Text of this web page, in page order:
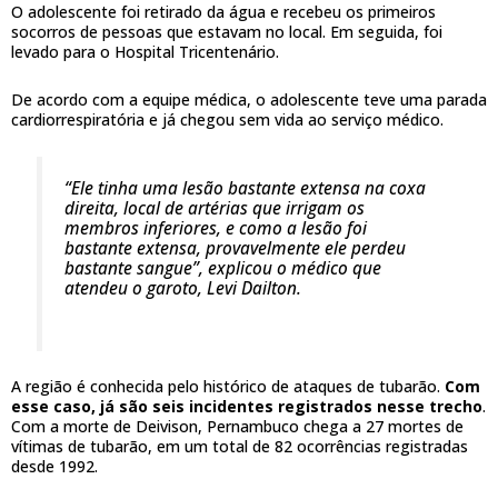
O adolescente foi retirado da água e recebeu os primeiros
socorros de pessoas que estavam no local. Em seguida, foi
levado para o Hospital Tricentenário.
De acordo com a equipe médica, o adolescente teve uma parada
cardiorrespiratória e já chegou sem vida ao serviço médico.
“Ele tinha uma lesão bastante extensa na coxa
direita, local de artérias que irrigam os
membros inferiores, e como a lesão foi
bastante extensa, provavelmente ele perdeu
bastante sangue”, explicou o médico que
atendeu o garoto, Levi Dailton.
A região é conhecida pelo histórico de ataques de tubarão. Com
esse caso, já são seis incidentes registrados nesse trecho.
Com a morte de Deivison, Pernambuco chega a 27 mortes de
vítimas de tubarão, em um total de 82 ocorrências registradas
desde 1992.